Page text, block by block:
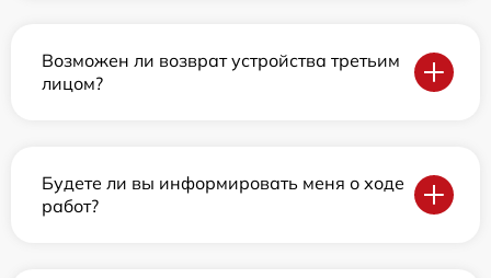
Возможен ли возврат устройства третьим
лицом?
Будете ли вы информировать меня о ходе
работ?